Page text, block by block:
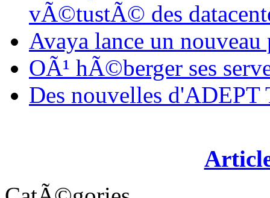
vÃ©tustÃ© des
Avaya lance un nouveau
OÃ¹ hÃ©berger ses
Des nouvelles